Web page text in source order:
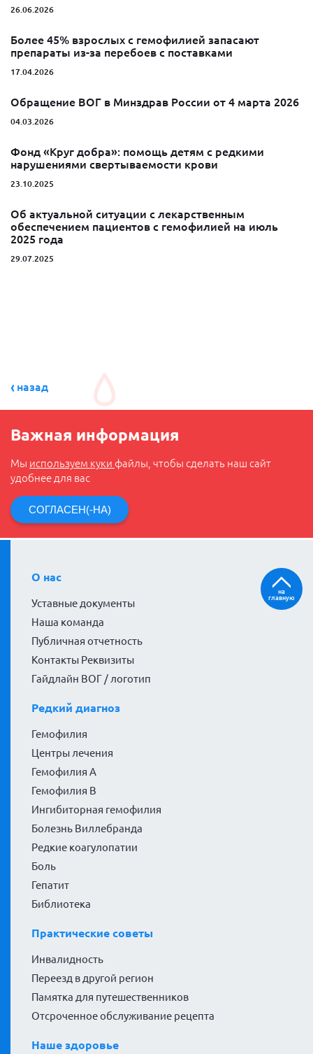
26.06.2026
Более 45% взрослых с гемофилией запасают
препараты из-за перебоев с поставками
17.04.2026
Обращение ВОГ в Минздрав России от 4 марта 2026
04.03.2026
Фонд «Круг добра»: помощь детям с редкими
нарушениями свертываемости крови
23.10.2025
Об актуальной ситуации с лекарственным
обеспечением пациентов с гемофилией на июль
2025 года
29.07.2025
назад
Важная информация
Мы используем куки файлы, чтобы сделать наш сайт
удобнее для вас
СОГЛАСЕН(-НА)
О нас
Уставные документы
Наша команда
Публичная отчетность
Контакты Реквизиты
Гайдлайн ВОГ / логотип
Редкий диагноз
Гемофилия
Центры лечения
Гемофилия А
Гемофилия В
Ингибиторная гемофилия
Болезнь Виллебранда
Редкие коагулопатии
Боль
Гепатит
Библиотека
Практические советы
Инвалидность
Переезд в другой регион
Памятка для путешественников
Отсроченное обслуживание рецепта
Наше здоровье
на
главную